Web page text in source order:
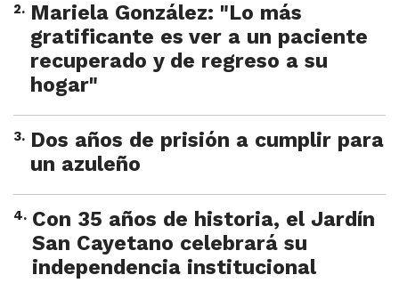
2. Mariela González: "Lo más
gratificante es ver a un paciente
recuperado y de regreso a su
hogar"
3. Dos años de prisión a cumplir para
un azuleño
4. Con 35 años de historia, el Jardín
San Cayetano celebrará su
independencia institucional